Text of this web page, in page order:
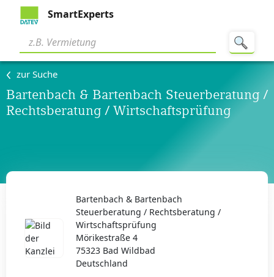
SmartExperts
zur Suche
Bartenbach & Bartenbach Steuerberatung /
Rechtsberatung / Wirtschaftsprüfung
Bartenbach & Bartenbach
Steuerberatung / Rechtsberatung /
Wirtschaftsprüfung
Mörikestraße 4
75323 Bad Wildbad
Deutschland